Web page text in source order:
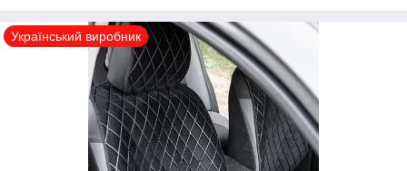
Український виробник